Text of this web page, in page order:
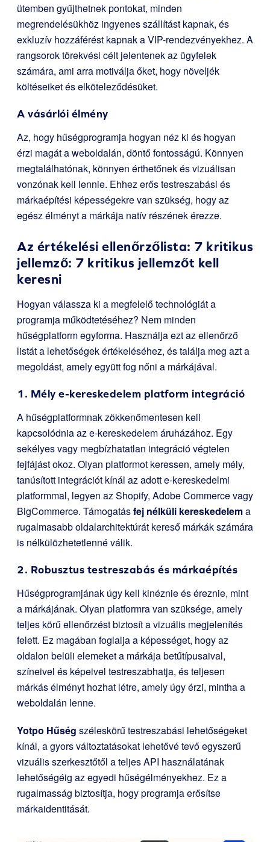
ütemben gyűjthetnek pontokat, minden
megrendelésükhöz ingyenes szállítást kapnak, és
exkluzív hozzáférést kapnak a VIP-rendezvényekhez. A
rangsorok törekvési célt jelentenek az ügyfelek
számára, ami arra motiválja őket, hogy növeljék
költéseiket és elköteleződésüket.
A vásárlói élmény
Az, hogy hűségprogramja hogyan néz ki és hogyan
érzi magát a weboldalán, döntő fontosságú. Könnyen
megtalálhatónak, könnyen érthetőnek és vizuálisan
vonzónak kell lennie. Ehhez erős testreszabási és
márkaépítési képességekre van szükség, hogy az
egész élményt a márkája natív részének érezze.
Az értékelési ellenőrzőlista: 7 kritikus
jellemző: 7 kritikus jellemzőt kell
keresni
Hogyan válassza ki a megfelelő technológiát a
programja működtetéséhez? Nem minden
hűségplatform egyforma. Használja ezt az ellenőrző
listát a lehetőségek értékeléséhez, és találja meg azt a
megoldást, amely együtt fog nőni a márkájával.
1. Mély e-kereskedelem platform integráció
A hűségplatformnak zökkenőmentesen kell
kapcsolódnia az e-kereskedelem áruházához. Egy
sekélyes vagy megbízhatatlan integráció végtelen
fejfájást okoz. Olyan platformot keressen, amely mély,
tanúsított integrációt kínál az adott e-kereskedelmi
platformmal, legyen az Shopify, Adobe Commerce vagy
BigCommerce. Támogatásfej nélküli kereskedelema
rugalmasabb oldalarchitektúrát kereső márkák számára
is nélkülözhetetlenné válik.
2. Robusztus testreszabás és márkaépítés
Hűségprogramjának úgy kell kinéznie és éreznie, mint
a márkájának. Olyan platformra van szüksége, amely
teljes körű ellenőrzést biztosít a vizuális megjelenítés
felett. Ez magában foglalja a képességet, hogy az
oldalon belüli elemeket a márkája betűtípusaival,
színeivel és képeivel testreszabhatja, és teljesen
márkás élményt hozhat létre, amely úgy érzi, mintha a
weboldalán lenne.
Yotpo Hűség széleskörű testreszabási lehetőségeket
kínál, a gyors változtatásokat lehetővé tevő egyszerű
vizuális szerkesztőtől a teljes API használatának
lehetőségéig az egyedi hűségélményekhez. Ez a
rugalmasság biztosítja, hogy programja erősítse
márkaidentitását.